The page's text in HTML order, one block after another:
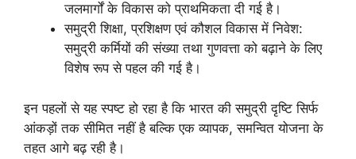
जलमार्गों के विकास को प्राथमिकता दी गई है।
समुद्री शिक्षा, प्रशिक्षण एवं कौशल विकास में निवेश:
समुद्री कर्मियों की संख्या तथा गुणवत्ता को बढ़ाने के लिए
विशेष रूप से पहल की गई है।
इन पहलों से यह स्पष्ट हो रहा है कि भारत की समुद्री दृष्टि सिर्फ
आंकड़ों तक सीमित नहीं है बल्कि एक व्यापक, समन्वित योजना के
तहत आगे बढ़ रही है।